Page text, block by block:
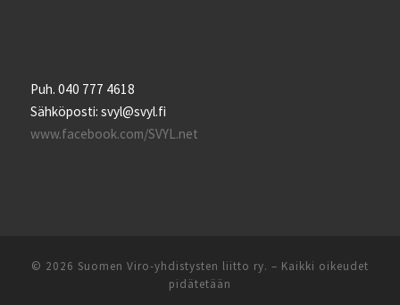
Puh. 040 777 4618
Sähköposti: svyl@svyl.fi
www.facebook.com/SVYL.net
© 2026 Suomen Viro-yhdistysten liitto ry. – Kaikki oikeudet
pidätetään